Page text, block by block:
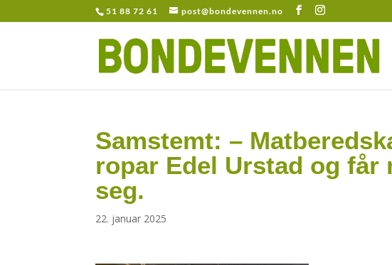
51 88 72 61 post@bondevennen.no
Samstemt: –
ropar Edel Urstad og får
seg.
22. januar 2025